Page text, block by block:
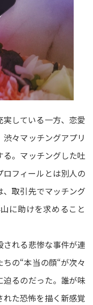
している一方、恋愛
々マッチングアプリ
る。マッチングした吐
フィールとは別人の
、取引先でマッチング
に助けを求めること
れる悲惨な事件が連
の“本当の顔“が次々
迫るのだった。誰が味
れた恐怖を描く新感覚